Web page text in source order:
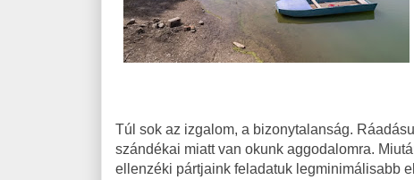
Túl sok az izgalom, a bizonytalanság.
szándékai miatt van okunk aggodalomra.
ellenzéki pártjaink feladatuk legminimálisabb